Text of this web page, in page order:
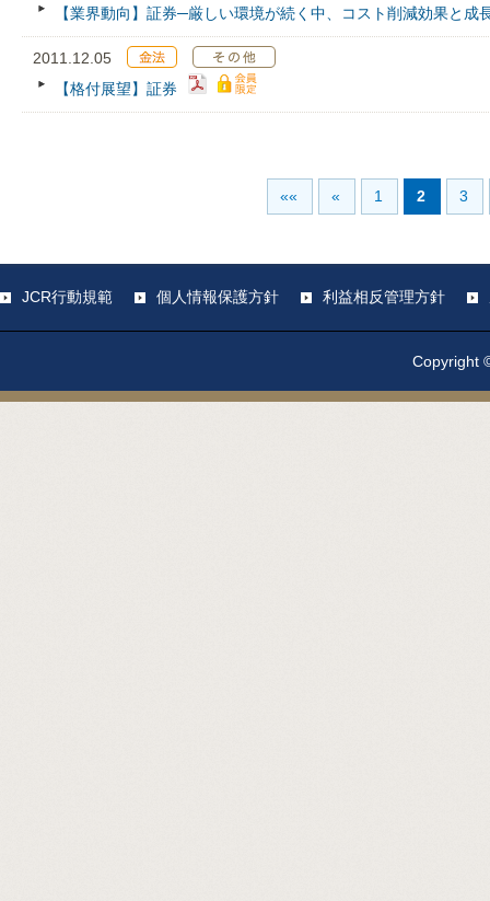
【業界動向】証券─厳しい環境が続く中、コスト削減効果と成
2011.12.05
【格付展望】証券
«« « 1 2 3
JCR行動規範 個人情報保護方針 利益相反管理方針
Copyright